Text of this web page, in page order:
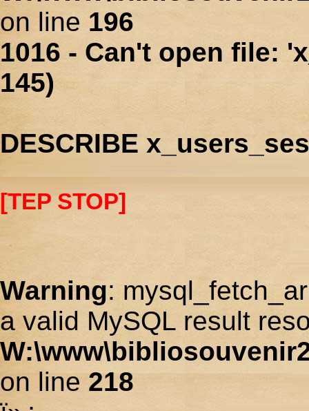
on line 196
1016 - Can't open file:
145)
DESCRIBE
[TEP STOP]
Warning:
a valid MySQL result
on line 218